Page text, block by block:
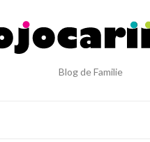
Blog de Familie